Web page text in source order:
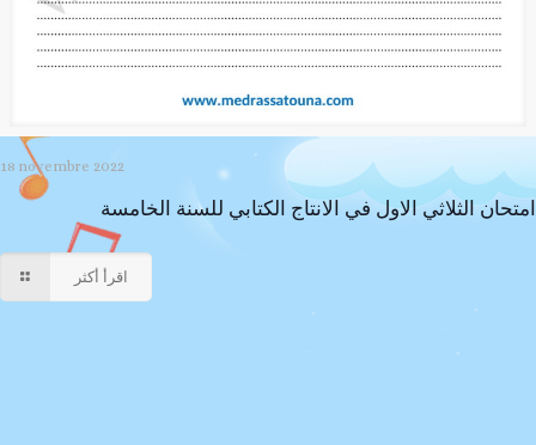
18 novembre 2022
امتحان الثلاثي الاول في الانتاج الكتابي للسنة الخامسة
اقرأ أكثر